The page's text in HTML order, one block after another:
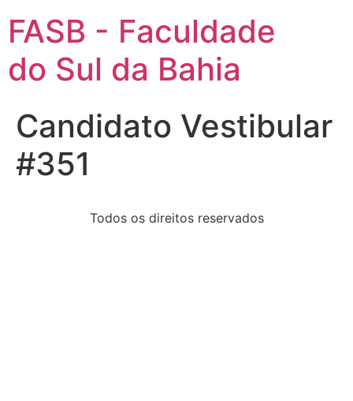
FASB - Faculdade
do Sul da Bahia
Candidato Vestibular
#351
Todos os direitos reservados